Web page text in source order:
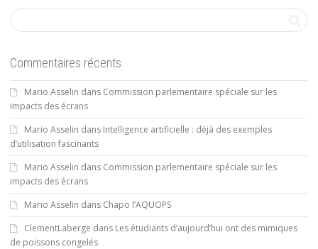
Commentaires récents
Mario Asselin dans Commission parlementaire spéciale sur les
impacts des écrans
Mario Asselin dans Intelligence artificielle : déjà des exemples
d’utilisation fascinants
Mario Asselin dans Commission parlementaire spéciale sur les
impacts des écrans
Mario Asselin dans Chapo l’AQUOPS
ClementLaberge dans Les étudiants d’aujourd’hui ont des mimiques
de poissons congelés